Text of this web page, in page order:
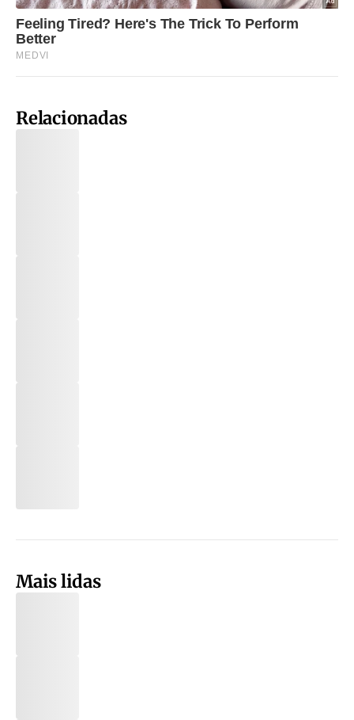
Relacionadas
Mais lidas